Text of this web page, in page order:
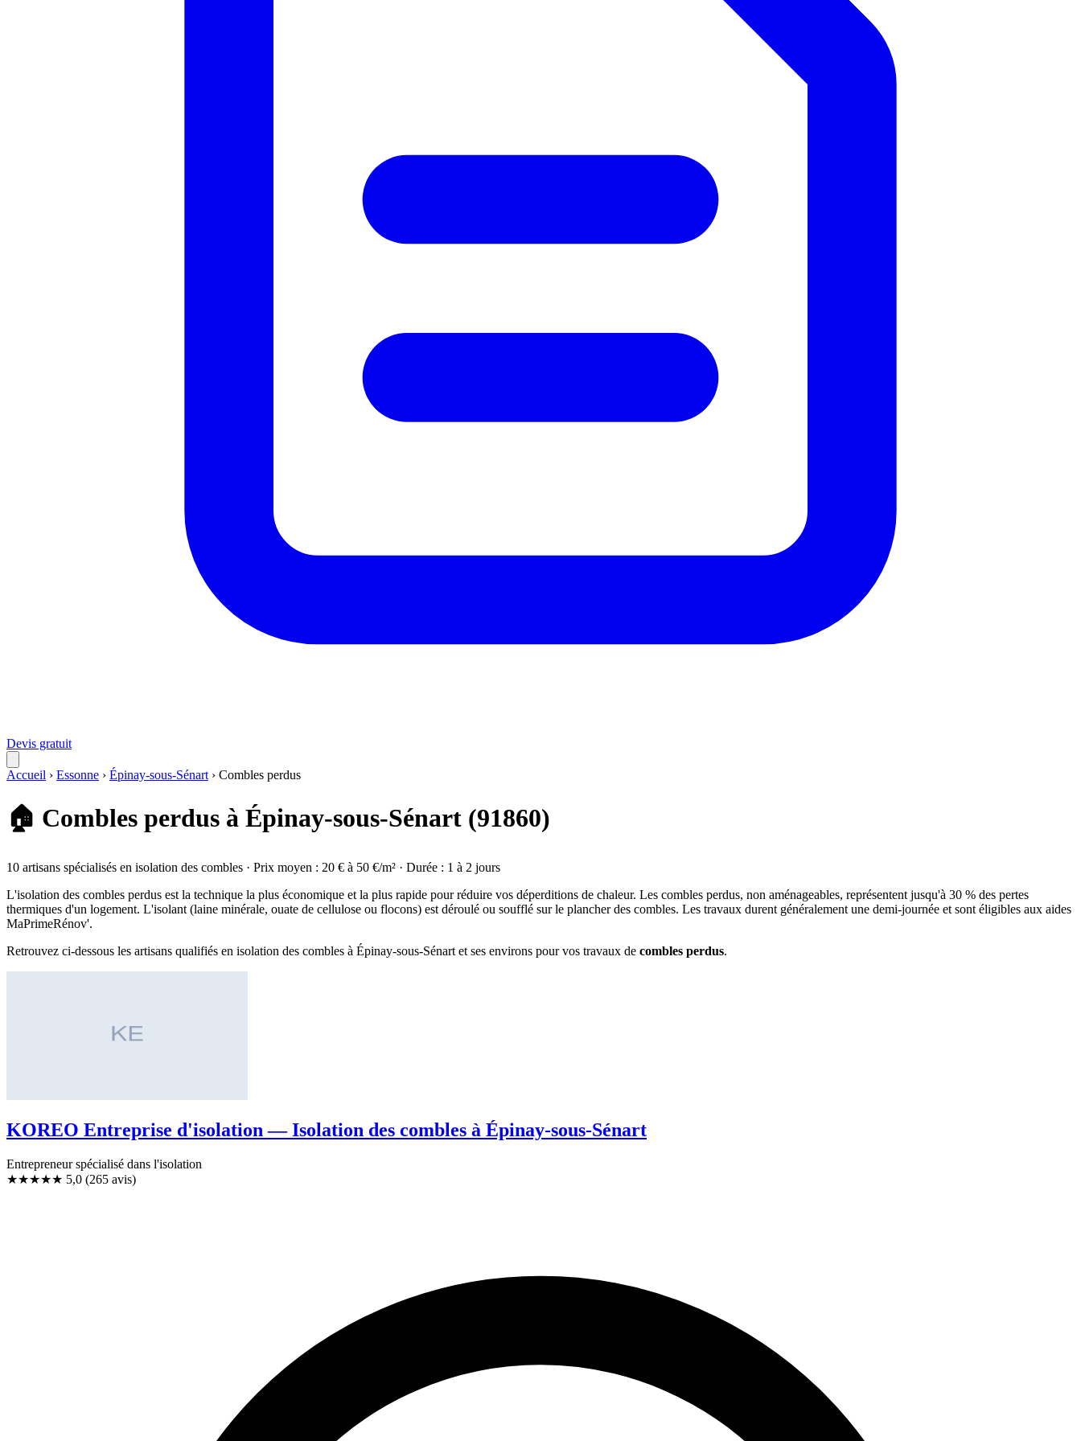
Devis gratuit
Accueil › Essonne › Épinay-sous-Sénart › Combles perdus
🏠 Combles perdus à Épinay-sous-Sénart (91860)
10 artisans spécialisés en isolation des combles · Prix moyen : 20 € à 50 €/m² · Durée : 1 à 2 jours
L'isolation des combles perdus est la technique la plus économique et la plus rapide pour réduire vos déperditions de chaleur. Les combles perdus, non aménageables, représentent jusqu'à 30 % des pertes
thermiques d'un logement. L'isolant (laine minérale, ouate de cellulose ou flocons) est déroulé ou soufflé sur le plancher des combles. Les travaux durent généralement une demi-journée et sont éligibles aux aides
MaPrimeRénov'.
Retrouvez ci-dessous les artisans qualifiés en isolation des combles à Épinay-sous-Sénart et ses environs pour vos travaux de combles perdus.
KOREO Entreprise d'isolation — Isolation des combles à Épinay-sous-Sénart
Entrepreneur spécialisé dans l'isolation
★★★★★ 5,0 (265 avis)